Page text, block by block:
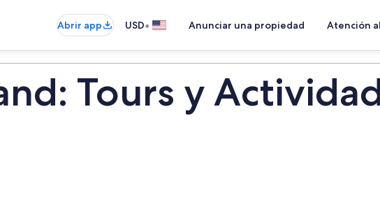
Abrir app USD• Anunciar una propiedad Atención
Tours y